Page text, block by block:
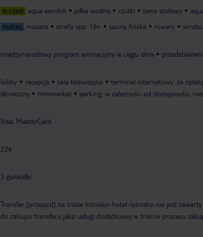
W CENIE aqua aerobik piłka wodna rzutki tenis stołowy
PŁATNE masaże strefa spa: 18+ sauna fińska rowery
międzynarodowy program animacyjny w ciągu dnia
lobby recepcja sala telewizyjna terminal internetowy: za opłatą
słoneczny
minimarket parking: w zależności od dostępności,
Visa, MasterCard
226
3 gwiazdki
Transfer (przejazd) na trasie lotnisko-hotel-lotnisko nie jest
do zakupu transferu jako usługi dodatkowej w trakcie procesu